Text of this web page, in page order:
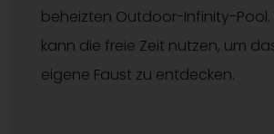
beheizten Outdoor-Infinity-Pool.
kann die freie Zeit nutzen, um
eigene Faust zu entdecken.